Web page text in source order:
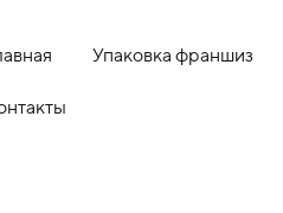
Упаковка франшиз